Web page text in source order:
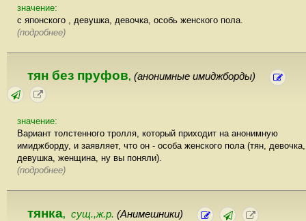
значение:
с японского , девушка, девочка, особь женского пола.
(подробнее)
тян без пруфов, (анонимные имиджборды)
значение:
Вариант толстенного тролля, который приходит на анонимную
имиджборду, и заявляет, что он - особа женского пола (тян, девочка,
девушка, женщина, ну вы поняли).
(подробнее)
тянка, сущ.,ж.р. (Анимешники)